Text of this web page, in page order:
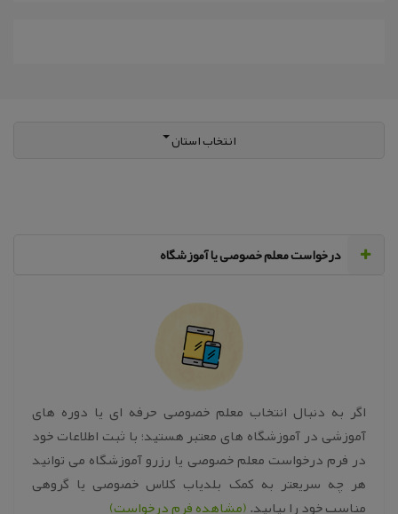
انتخاب استان
‌درخواست معلم خصوصی یا آموزشگاه
اگر به دنبال انتخاب معلم خصوصی حرفه ای یا دوره های
آموزشی در آموزشگاه های معتبر هستید؛ با ثبت اطلاعات خود
در فرم درخواست معلم خصوصی یا رزرو آموزشگاه می توانید
هر چه سریعتر به کمک بلدیاب کلاس خصوصی یا گروهی
مناسب خود را بیابید.(مشاهده فرم درخواست)